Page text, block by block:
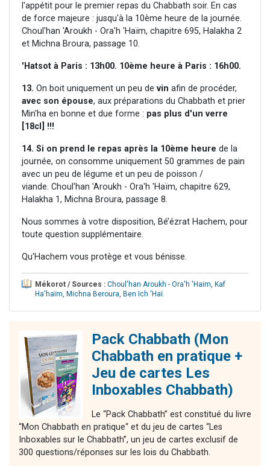
l'appétit pour le premier repas du Chabbath soir. En cas
de force majeure : jusqu'à la 10ème heure de la journée.
Choul'han 'Aroukh - Ora'h 'Haïm, chapitre 695, Halakha 2
et Michna Broura, passage 10.
'Hatsot à Paris : 13h00. 10ème heure à Paris : 16h00.
13. On boit uniquement un peu de vin afin de procéder,
avec son épouse, aux préparations du Chabbath et prier
Min'ha en bonne et due forme : pas plus d'un verre
[18cl] !!!
14. Si on prend le repas après la 10ème heure de la
journée, on consomme uniquement 50 grammes de pain
avec un peu de légume et un peu de poisson /
viande. Choul'han 'Aroukh - Ora'h 'Haïm, chapitre 629,
Halakha 1, Michna Broura, passage 8.
Nous sommes à votre disposition, Bé’ézrat Hachem, pour
toute question supplémentaire.
Qu'Hachem vous protège et vous bénisse.
Mékorot / Sources : Choul'han Aroukh - Ora'h 'Haim, Kaf
Ha'haïm, Michna Beroura, Ben Ich 'Haï.
Pack Chabbath (Mon
Chabbath en pratique +
Jeu de cartes Les
Inboxables Chabbath)
Le “Pack Chabbath” est constitué du livre
“Mon Chabbath en pratique“ et du jeu de cartes “Les
Inboxables sur le Chabbath”, un jeu de cartes exclusif de
300 questions/réponses sur les lois du Chabbath.